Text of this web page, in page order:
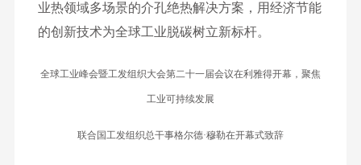
业热领域多场景的介孔绝热解决方案，用经济节能
的创新技术为全球工业脱碳树立新标杆。
全球工业峰会暨工发组织大会第二十一届会议在利雅得开幕，聚焦
工业可持续发展
联合国工发组织总干事格尔德·穆勒在开幕式致辞